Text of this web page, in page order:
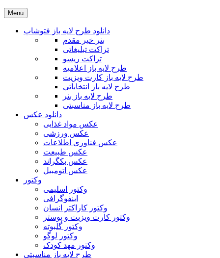
Menu
دانلود طرح لایه باز فتوشاپ
بنر خیر مقدم
تراکت تبلیغاتی
تراکت ریسو
طرح لایه باز اعلامیه
طرح لایه باز کارت ویزیت
طرح لایه باز انتخاباتی
طرح لایه باز بنر
طرح لایه باز مناسبتی
دانلود عکس
عکس مواد غذایی
عکس ورزشی
عکس فناوری اطلاعات
عکس طبیعت
عکس بکگراند
عکس اتومبیل
وکتور
وکتور اسلیمی
اینفوگرافی
وکتور کاراکتر انسان
وکتور کارت ویزیت و پوستر
وکتور گلبوته
وکتور لوگو
وکتور مهد کودک
طرح لایه باز مناسبتی